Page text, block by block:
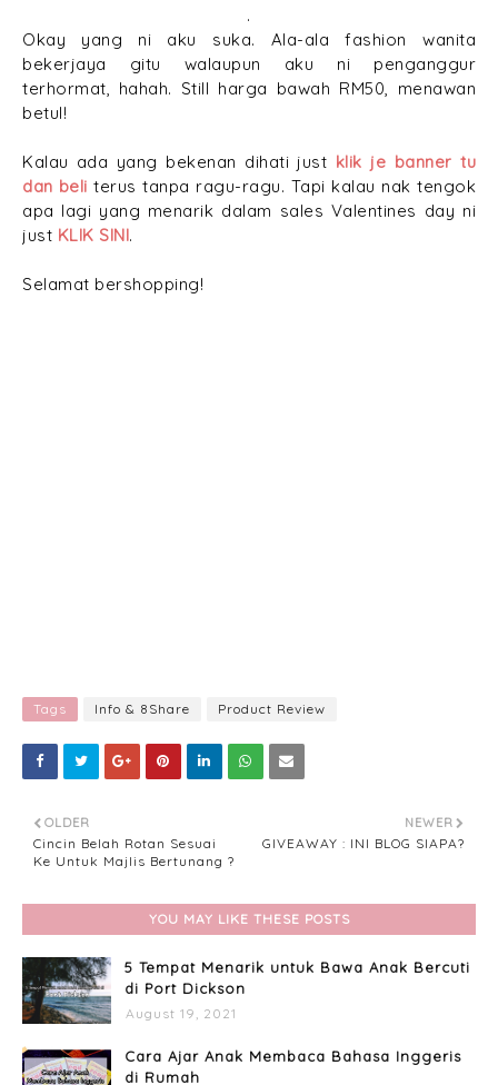
.
Okay yang ni aku suka. Ala-ala fashion wanita
bekerjaya gitu walaupun aku ni penganggur
terhormat, hahah. Still harga bawah RM50, menawan
betul!
Kalau ada yang bekenan dihati just klik je banner tu
dan beli terus tanpa ragu-ragu. Tapi kalau nak tengok
apa lagi yang menarik dalam sales Valentines day ni
just KLIK SINI.
Selamat bershopping!
Tags Info & 8Share Product Review
NEWER
GIVEAWAY : INI BLOG SIAPA?
OLDER
Cincin Belah Rotan Sesuai
Ke Untuk Majlis Bertunang ?
YOU MAY LIKE THESE POSTS
5 Tempat Menarik untuk Bawa Anak Bercuti
di Port Dickson
August 19, 2021
Cara Ajar Anak Membaca Bahasa Inggeris
di Rumah